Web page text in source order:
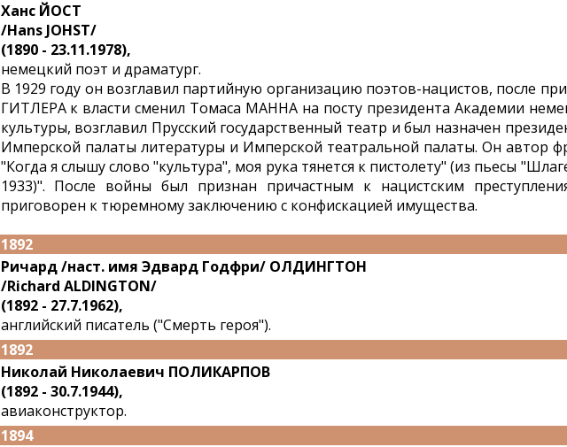
Ханс ЙОСТ
/Hans JOHST/
(1890 - 23.11.1978),
немецкий поэт и драматург.
В 1929 году он возглавил партийную организацию поэтов-нацистов, после
ГИТЛЕРА к власти сменил Томаса МАННА на посту президента Академии
культуры, возглавил Прусский государственный театр и был назначен
Имперской палаты литературы и Имперской театральной палаты. Он автор
"Когда я слышу слово "культура", моя рука тянется к пистолету" (из пьесы
1933)". После войны был признан причастным к нацистским
приговорен к тюремному заключению с конфискацией имущества.
1892
Ричард /наст. имя Эдвард Годфри/ ОЛДИНГТОН
/Richard ALDINGTON/
(1892 - 27.7.1962),
английский писатель ("Смерть героя").
1892
Николай Николаевич ПОЛИКАРПОВ
(1892 - 30.7.1944),
авиаконструктор.
1894